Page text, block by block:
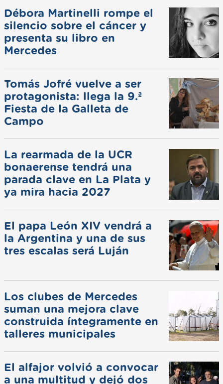
Débora Martinelli rompe el
silencio sobre el cáncer y
presenta su libro en
Mercedes
Tomás Jofré vuelve a ser
protagonista: llega la 9.ª
Fiesta de la Galleta de
Campo
La rearmada de la UCR
bonaerense tendrá una
parada clave en La Plata y
ya mira hacia 2027
El papa León XIV vendrá a
la Argentina y una de sus
tres escalas será Luján
Los clubes de Mercedes
suman una mejora clave
construida íntegramente en
talleres municipales
El alfajor volvió a convocar
a una multitud y dejó dos